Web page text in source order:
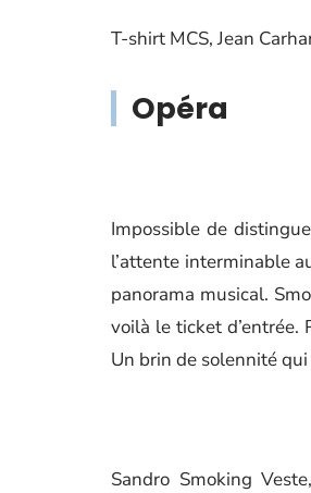
T-shirt MCS, Jean
Opéra
Impossible de
l’attente interminable
panorama musical.
voilà le ticket
Un brin de solennité
Sandro Smoking